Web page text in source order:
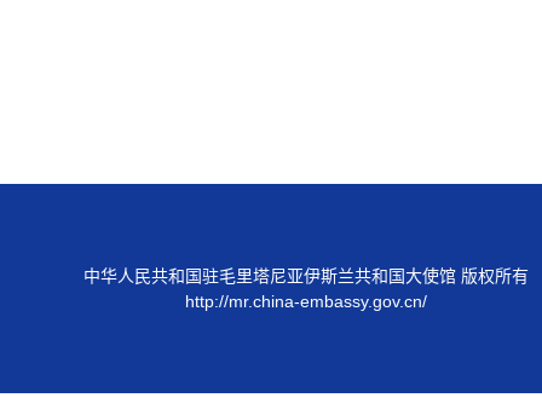
中华人民共和国驻毛里塔尼亚伊斯兰共和国大使馆 版权所有
http://mr.china-embassy.gov.cn/